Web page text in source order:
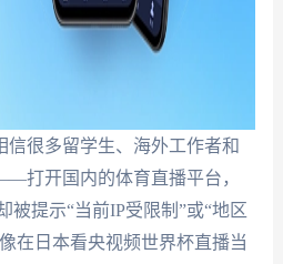
信很多留学生、海外工作者和
打开国内的体育直播平台，
被提示“当前IP受限制”或“地区
在日本看央视频世界杯直播当